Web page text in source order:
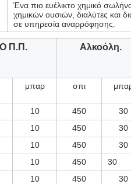
Ένα πιο ευέλικτο χημικό
χημικών ουσιών, διαλύτες και
σε υπηρεσία αναρρόφησης.
Ο Π.Π. Αλκοόλη.
μπαρ σπι
10 450 30
10 450 30
10 450 30
10 450 30
10 450 30